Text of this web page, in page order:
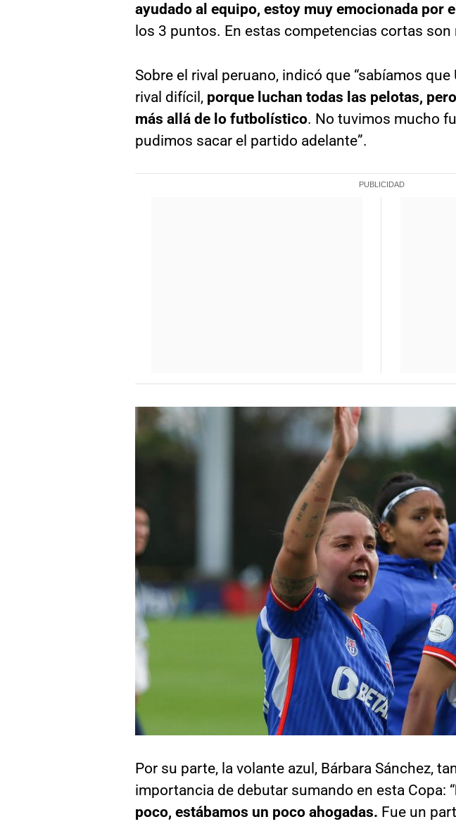
ayudado al equipo, estoy muy emocionada por
los 3 puntos. En estas competencias cortas son
Sobre el rival peruano, indicó que “sabíamos
rival difícil, porque luchan todas las pelotas,
más allá de lo futbolístico. No tuvimos mucho
pudimos sacar el partido adelante”.
Por su parte, la volante azul, Bárbara Sánchez,
importancia de debutar sumando en esta Copa: “
poco, estábamos un poco ahogadas. Fue un